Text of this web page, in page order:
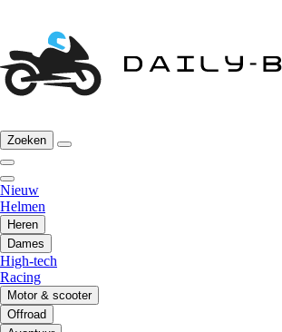
Zoeken
Nieuw
Helmen
Heren
Dames
High-tech
Racing
Motor & scooter
Offroad